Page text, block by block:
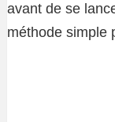
avant de se
méthode simple